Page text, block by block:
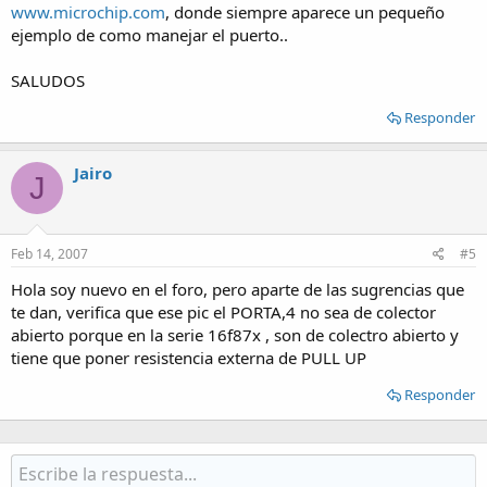
www.microchip.com, donde siempre aparece un pequeño
ejemplo de como manejar el puerto..
SALUDOS
Responder
J Jairo
Feb 14, 2007 #5
Hola soy nuevo en el foro, pero aparte de las sugrencias que
te dan, verifica que ese pic el PORTA,4 no sea de colector
abierto porque en la serie 16f87x , son de colectro abierto y
tiene que poner resistencia externa de PULL UP
Responder